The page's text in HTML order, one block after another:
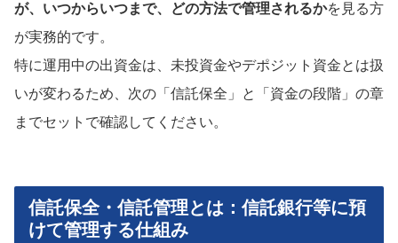
が、いつからいつまで、どの方法で管理されるかを見る方
が実務的です。
特に運用中の出資金は、未投資金やデポジット資金とは扱
いが変わるため、次の「信託保全」と「資金の段階」の章
までセットで確認してください。
信託保全・信託管理とは：信託銀行等に預
けて管理する仕組み